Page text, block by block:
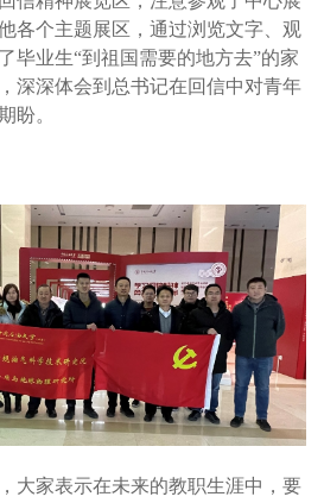
各个主题展区，通过浏览文字、观
毕业生“到祖国需要的地方去”的家
深深体会到总书记在回信中对青年
盼。
大家表示在未来的教职生涯中，要